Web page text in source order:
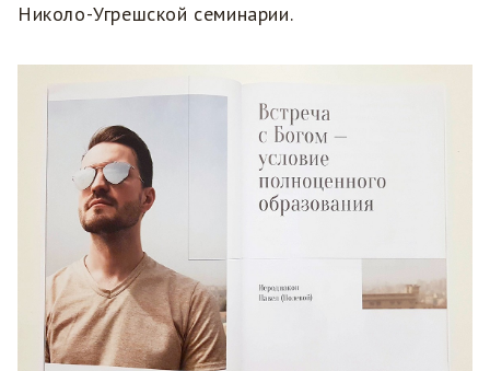
Николо-Угрешской семинарии.